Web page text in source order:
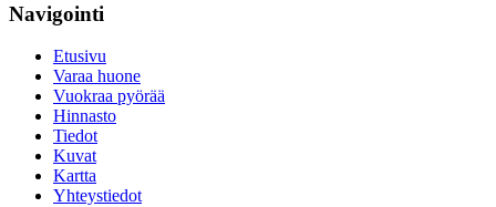
Navigointi
Etusivu
Varaa huone
Vuokraa pyörää
Hinnasto
Tiedot
Kuvat
Kartta
Yhteystiedot